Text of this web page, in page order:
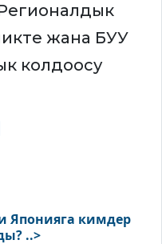
жана БУУ
колдоосу
Японияга кимдер
..>